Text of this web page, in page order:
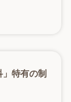
」特有の制